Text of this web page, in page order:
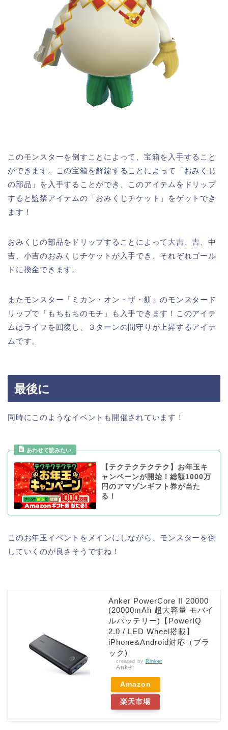
このモンスターを倒すことによって、宝箱を入手すること
ができます。この宝箱を解錠することによって「おみくじ
の部品」を入手することができ、このアイテムをドリップ
すると監禁アイテムの「おみくじチケット」をゲットでき
ます！
おみくじの部品をドリップすることによって大吉、吉、中
吉、小吉のおみくじチケットが入手でき、それぞれゴール
ドに換金できます。
またモンスター「ミカン・オン・ザ・餅」のモンスタード
リップで「もちもちのモチ」も入手できます！このアイテ
ムはライフを回復し、３ターンの間守りが上昇するアイテ
ムです。
最後に
同時にこのようなイベントも開催されています！
【テクテクテクテク】お年玉キ
ャンペーンが開始！総額1000万
円のアマゾンギフト券が当た
る！
このお年玉イベントをメインにしながら、モンスターを倒
していくのが良さそうですね！
Anker PowerCore II 20000
(20000mAh 超大容量 モバイ
ルバッテリー)【PowerIQ
2.0 / LED Wheel搭載】
iPhone&Android対応（ブラ
ック)
created by Rinker
Anker
Amazon
楽天市場